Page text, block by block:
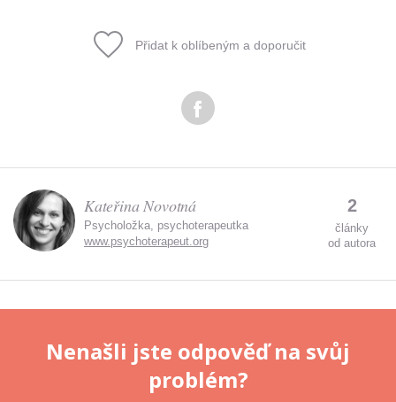
Odeslat
Přidat k oblíbeným a doporučit
Kateřina Novotná
Psycholožka, psychoterapeutka
www.psychoterapeut.org
2
články
od autora
Nenašli jste odpověď na svůj
problém?